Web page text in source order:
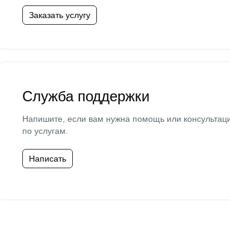
Заказать услугу
Служба поддержки
Напишите, если вам нужна помощь или
по услугам.
Написать